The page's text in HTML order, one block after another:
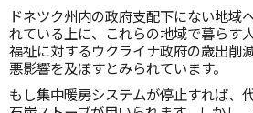
ドネツク州内の政府支配下にない地域
れている上に、これらの地域で暮らす
福祉に対するウクライナ政府の歳出削
悪影響を及ぼすとみられています。
もし集中暖房システムが停止すれば、